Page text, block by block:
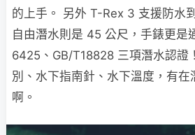
的上手。 另外 T-Rex 3 支援防水
自由潛水則是 45 公尺，手錶更是
6425、GB/T18828 三項潛水認證
別、水下指南針、水下溫度，有在
啊。